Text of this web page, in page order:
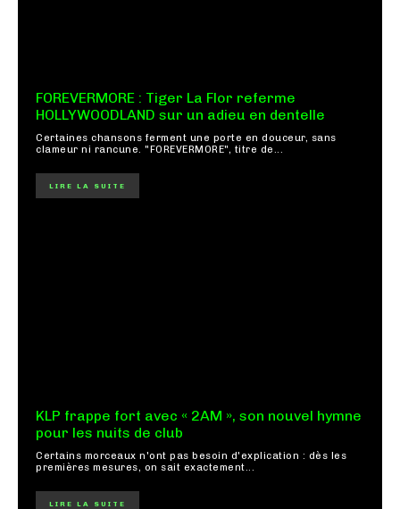
FOREVERMORE : Tiger La Flor referme
HOLLYWOODLAND sur un adieu en dentelle
Certaines chansons ferment une porte en douceur, sans
clameur ni rancune. "FOREVERMORE", titre de...
LIRE LA SUITE
KLP frappe fort avec « 2AM », son nouvel hymne
pour les nuits de club
Certains morceaux n'ont pas besoin d'explication : dès les
premières mesures, on sait exactement...
LIRE LA SUITE